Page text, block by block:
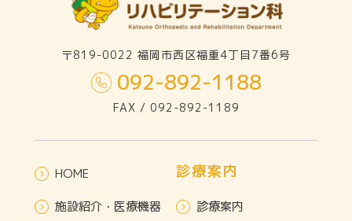
〒819-0022 福岡市西区福重4丁目7番6号
092-892-1188
FAX / 092-892-1189
HOME
施設紹介・医療機器
診療案内
診療案内